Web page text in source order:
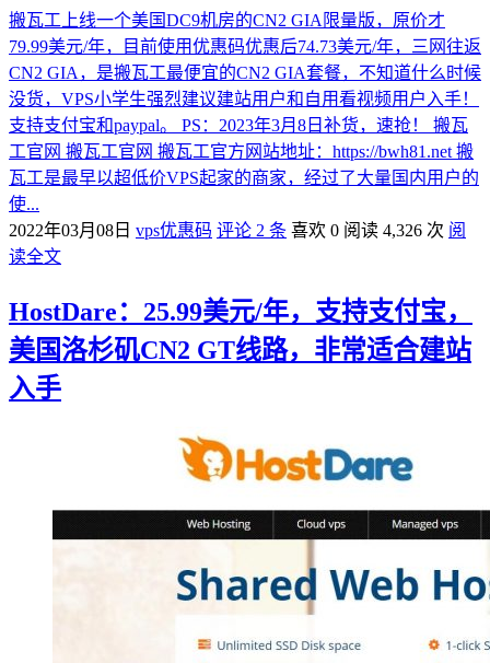
搬瓦工上线一个美国DC9机房的CN2 GIA限量版，原价才
79.99美元/年，目前使用优惠码优惠后74.73美元/年，三网往返
CN2 GIA，是搬瓦工最便宜的CN2 GIA套餐，不知道什么时候
没货，VPS小学生强烈建议建站用户和自用看视频用户入手！
支持支付宝和paypal。 PS：2023年3月8日补货，速抢！ 搬瓦
工官网 搬瓦工官网 搬瓦工官方网站地址：https://bwh81.net 搬
瓦工是最早以超低价VPS起家的商家，经过了大量国内用户的
使...
2022年03月08日 vps优惠码 评论 2 条 喜欢 0 阅读 4,326 次 阅
读全文
HostDare：25.99美元/年，支持支付宝，
美国洛杉矶CN2 GT线路，非常适合建站
入手